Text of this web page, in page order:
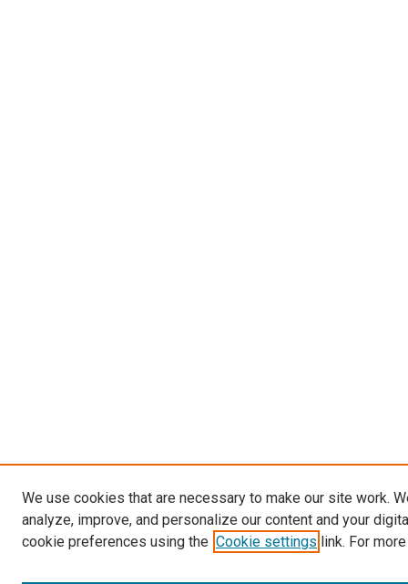
We use cookies that are necessary to make our site work.
analyze, improve, and personalize our content and your
cookie preferences using the Cookie settings link. For